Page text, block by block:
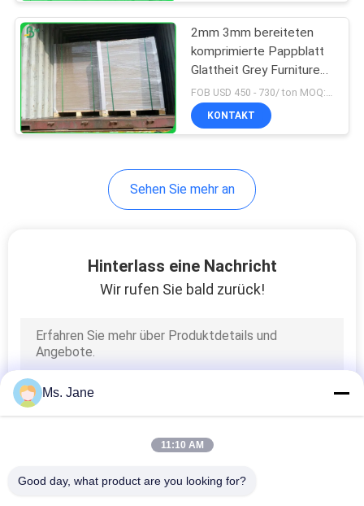
2mm 3mm bereiteten
komprimierte Pappblatt
Glattheit Grey Furniture
Cardboard auf
FOB USD 450 - 730/ ton MOQ:1 metrische Tonne
KONTAKT
Sehen Sie mehr an
Hinterlass eine Nachricht
Wir rufen Sie bald zurück!
Ms. Jane
11:10 AM
Good day, what product are you looking for?